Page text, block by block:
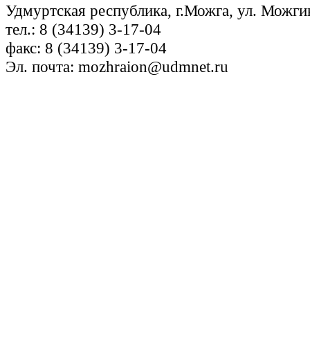
Удмуртская республика, г.Можга, ул.
тел.: 8 (34139) 3-17-04
факс: 8 (34139) 3-17-04
Эл. почта: mozhraion@udmnet.ru